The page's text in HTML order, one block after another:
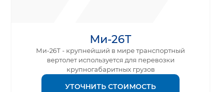
Ми-26Т
Ми-26Т - крупнейший в мире транспортный
вертолет используется для перевозки
крупногабаритных грузов
УТОЧНИТЬ СТОИМОСТЬ